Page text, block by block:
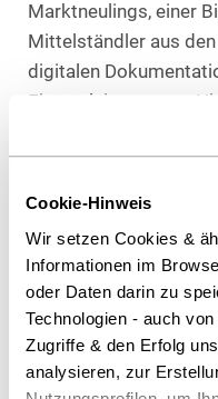
Cookie-Hinweis
Wir setzen Cookies &
Informationen im
oder Daten darin zu
Technologien - auch
Zugriffe & den Erfolg
analysieren, zur
Marktneulings, einer
Mittelständler aus
digitalen
Einsatzleitsysteme.
die qualitativen
Auftraggeber. Auch
Budget deutlich
Heuking Team:
Dr. Martin
Dr. Hilka Frese
Marc Philip
Vertragsrecht)
Kristin Buddemeyer